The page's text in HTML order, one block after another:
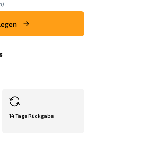
14 Tage Rückgabe